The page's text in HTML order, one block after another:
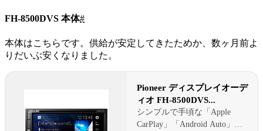
FH-8500DVS 本体#
本体はこちらです。供給が安定してきたためか、数ヶ月前よ
りだいぶ安くなりました。
Pioneer ディスプレイオーデ
ィオ FH-8500DVS...
シンプルで手頃な「Apple
CarPlay」「Android Auto」対